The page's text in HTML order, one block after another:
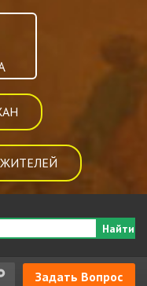
Найти
Задать Вопрос